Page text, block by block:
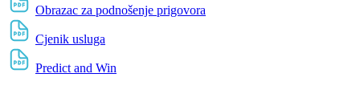
Obrazac za podnošenje prigovora
Cjenik usluga
Predict and Win